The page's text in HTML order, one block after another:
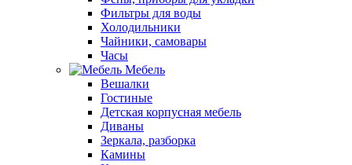
Фильтры для воды
Холодильники
Чайники, самовары
Часы
Мебель
Вешалки
Гостиные
Детская корпусная мебель
Диваны
Зеркала, разборка
Камины